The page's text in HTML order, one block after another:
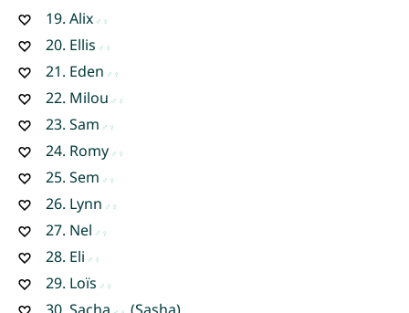
19. Alix
20. Ellis
21. Eden
22. Milou
23. Sam
24. Romy
25. Sem
26. Lynn
27. Nel
28. Eli
29. Loïs